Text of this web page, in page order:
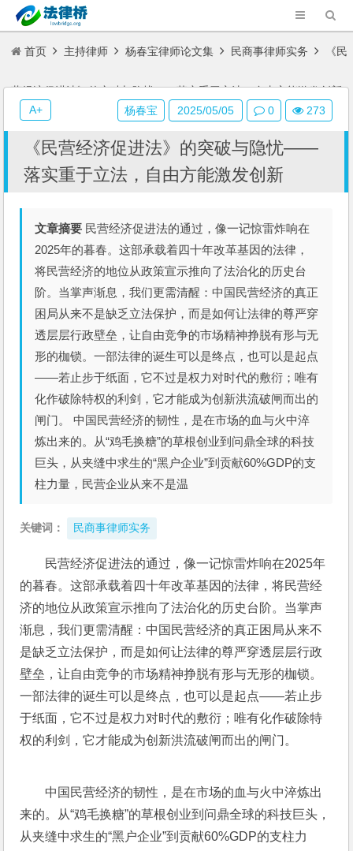
首页 主持律师 杨春宝律师论文集 民商事律师实务 《民
营经济促进法》的突破与隐忧——落实重于立法，自由方能激发创新
《民营经济促进法》的突破与隐忧——
落实重于立法，自由方能激发创新
文章摘要 民营经济促进法的通过，像一记惊雷炸响在
2025年的暮春。这部承载着四十年改革基因的法律，
将民营经济的地位从政策宣示推向了法治化的历史台
阶。当掌声渐息，我们更需清醒：中国民营经济的真正
困局从来不是缺乏立法保护，而是如何让法律的尊严穿
透层层行政壁垒，让自由竞争的市场精神挣脱有形与无
形的枷锁。一部法律的诞生可以是终点，也可以是起点
——若止步于纸面，它不过是权力对时代的敷衍；唯有
化作破除特权的利剑，它才能成为创新洪流破闸而出的
闸门。 中国民营经济的韧性，是在市场的血与火中淬
炼出来的。从“鸡毛换糖”的草根创业到问鼎全球的科技
巨头，从夹缝中求生的“黑户企业”到贡献60%GDP的支
柱力量，民营企业从来不是温
关键词： 民商事律师实务
民营经济促进法的通过，像一记惊雷炸响在2025年
的暮春。这部承载着四十年改革基因的法律，将民营经
济的地位从政策宣示推向了法治化的历史台阶。当掌声
渐息，我们更需清醒：中国民营经济的真正困局从来不
是缺乏立法保护，而是如何让法律的尊严穿透层层行政
壁垒，让自由竞争的市场精神挣脱有形与无形的枷锁。
一部法律的诞生可以是终点，也可以是起点——若止步
于纸面，它不过是权力对时代的敷衍；唯有化作破除特
权的利剑，它才能成为创新洪流破闸而出的闸门。
中国民营经济的韧性，是在市场的血与火中淬炼出
来的。从“鸡毛换糖”的草根创业到问鼎全球的科技巨头，
从夹缝中求生的“黑户企业”到贡献60%GDP的支柱力
杨春宝 2025/05/05 0 273
A+